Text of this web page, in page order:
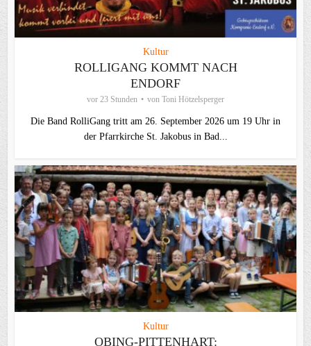
Kultur
ROLLIGANG KOMMT NACH
ENDORF
vor 23 Stunden von Toni Hötzelsperger
Die Band RolliGang tritt am 26. September 2026 um 19 Uhr in
der Pfarrkirche St. Jakobus in Bad...
Kultur
OBING-PITTENHART: